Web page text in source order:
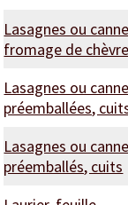
Lasagnes ou
fromage de
Lasagnes ou
préemballées,
Lasagnes ou
préemballés, cuits